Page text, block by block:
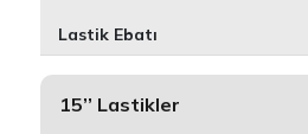
Lastik Ebatı
15’’ Lastikler